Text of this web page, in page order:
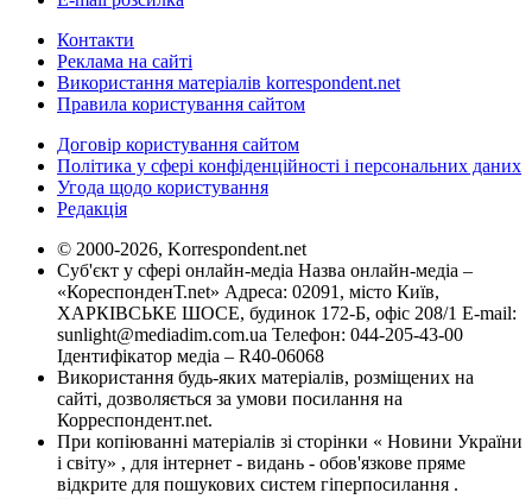
Контакти
Реклама на сайті
Використання матеріалів korrespondent.net
Правила користування сайтом
Договір користування сайтом
Політика у сфері конфіденційності і персональних даних
Угода щодо користування
Редакція
© 2000-2026, Korrespondent.net
Суб'єкт у сфері онлайн-медіа Назва онлайн-медіа –
«КореспонденТ.net» Адреса: 02091, місто Київ,
ХАРКІВСЬКЕ ШОСЕ, будинок 172-Б, офіс 208/1 E-mail:
sunlight@mediadim.com.ua Телефон: 044-205-43-00
Ідентифікатор медіа – R40-06068
Використання будь-яких матеріалів, розміщених на
сайті, дозволяється за умови посилання на
Корреспондент.net.
При копіюванні матеріалів зі сторінки « Новини України
і світу» , для інтернет - видань - обов'язкове пряме
відкрите для пошукових систем гіперпосилання .